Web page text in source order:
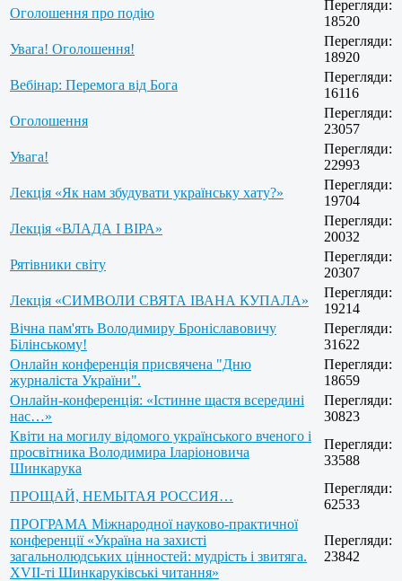
Оголошення про подію
Перегляди:
18520
Увага! Оголошення!
Перегляди:
18920
Вебінар: Перемога від Бога
Перегляди:
16116
Оголошення
Перегляди:
23057
Увага!
Перегляди:
22993
Лекція «Як нам збудувати українську хату?»
Перегляди:
19704
Лекція «ВЛАДА І ВІРА»
Перегляди:
20032
Рятівники світу
Перегляди:
20307
Лекція «СИМВОЛИ СВЯТА ІВАНА КУПАЛА»
Перегляди:
19214
Вічна пам'ять Володимиру Броніславовичу
Білінському!
Перегляди:
31622
Онлайн конференція присвячена "Дню
журналіста України".
Перегляди:
18659
Онлайн-конференція: «Істинне щастя всередині
нас…»
Перегляди:
30823
Квіти на могилу відомого українського вченого і
просвітника Володимира Іларіоновича
Шинкарука
Перегляди:
33588
ПРОЩАЙ, НЕМЫТАЯ РОССИЯ…
Перегляди:
62533
ПРОГРАМА Міжнародної науково-практичної
конференції «Україна на захисті
загальнолюдських цінностей: мудрість і звитяга.
XVІI-ті Шинкаруківські читання»
Перегляди:
23842